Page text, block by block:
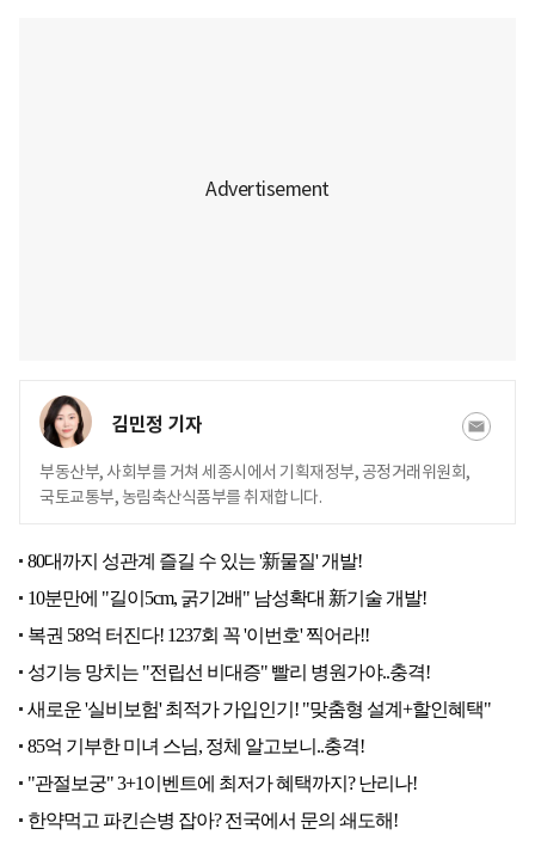
김민정 기자
부동산부, 사회부를 거쳐 세종시에서 기획재정부, 공정거래위원회,
국토교통부, 농림축산식품부를 취재합니다.